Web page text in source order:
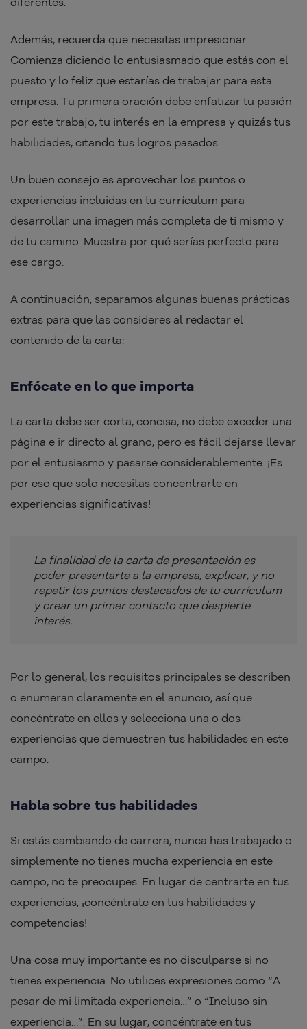
Además, recuerda que necesitas impresionar.
Comienza diciendo lo entusiasmado que estás con el
puesto y lo feliz que estarías de trabajar para esta
empresa. Tu primera oración debe enfatizar tu pasión
por este trabajo, tu interés en la empresa y quizás tus
habilidades, citando tus logros pasados.
Un buen consejo es aprovechar los puntos o
experiencias incluidas en tu currículum para
desarrollar una imagen más completa de ti mismo y
de tu camino. Muestra por qué serías perfecto para
ese cargo.
A continuación, separamos algunas buenas prácticas
extras para que las consideres al redactar el
contenido de la carta:
Enfócate en lo que importa
La carta debe ser corta, concisa, no debe exceder una
página e ir directo al grano, pero es fácil dejarse llevar
por el entusiasmo y pasarse considerablemente. ¡Es
por eso que solo necesitas concentrarte en
experiencias significativas!
La finalidad de la carta de presentación es
poder presentarte a la empresa, explicar, y no
repetir los puntos destacados de tu currículum
y crear un primer contacto que despierte
interés.
Por lo general, los requisitos principales se describen
o enumeran claramente en el anuncio, así que
concéntrate en ellos y selecciona una o dos
experiencias que demuestren tus habilidades en este
campo.
Habla sobre tus habilidades
Si estás cambiando de carrera, nunca has trabajado o
simplemente no tienes mucha experiencia en este
campo, no te preocupes. En lugar de centrarte en tus
experiencias, ¡concéntrate en tus habilidades y
competencias!
Una cosa muy importante es no disculparse si no
tienes experiencia. No utilices expresiones como “A
pesar de mi limitada experiencia…” o “Incluso sin
experiencia…”. En su lugar, concéntrate en tus